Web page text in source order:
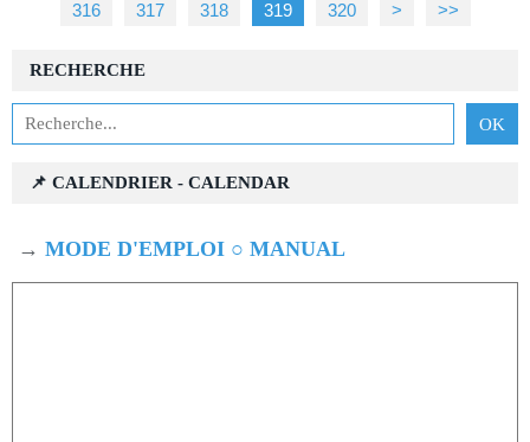
316
317 318 319 320 330
340
350
360
370
380
390
400
500
600
700
800
900
1000
> >>
RECHERCHE
📌 CALENDRIER - CALENDAR
→ MODE D'EMPLOI ○ MANUAL